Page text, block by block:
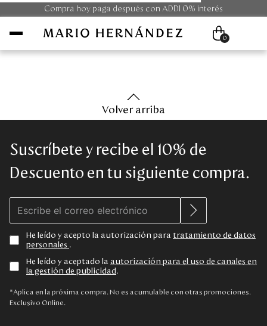
Compra hoy paga después con ADDI 0% interés
Hombre
Unisex
Colecciones
Outlet
Disney
0
Volver arriba
Suscríbete y recibe el 10% de
Descuento en tu siguiente compra.
He leído y acepto la autorización para tratamiento de datos
personales .
He leído y aceptado la autorización para el uso de canales en
la gestión de publicidad .
*Aplica en la próxima compra. No es acumulable con otras promociones.
Exclusivo Online.